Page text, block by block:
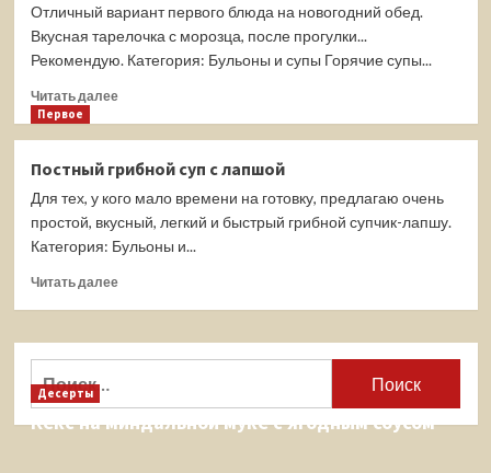
с
шампиньонами
Отличный вариант первого блюда на новогодний обед.
Вкусная тарелочка с морозца, после прогулки...
Рекомендую. Категория: Бульоны и супы Горячие супы...
Читать далееПрочитать
с
тунцом
и
булгуром
Первое
Постный грибной суп с лапшой
Для тех, у кого мало времени на готовку, предлагаю очень
простой, вкусный, легкий и быстрый грибной супчик-лапшу.
Категория: Бульоны и...
Читать далееПрочитать
Постный
грибной
с
лапшой
Десерты
Кекс на миндальной муке с ягодным соусом